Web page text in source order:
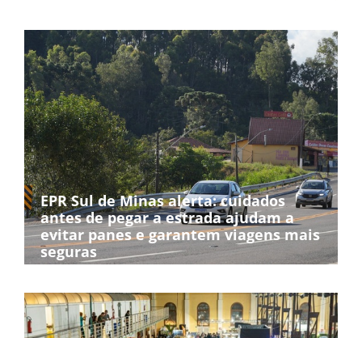
EPR Sul de Minas alerta: cuidados
antes de pegar a estrada ajudam a
evitar panes e garantem viagens mais
seguras